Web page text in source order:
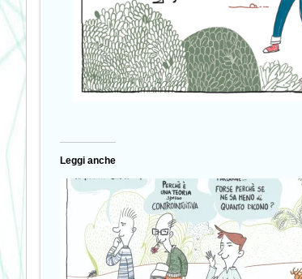
Leggi anche